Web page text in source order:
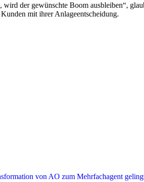
der gewünschte Boom ausbleiben“,
mit ihrer Anlageentscheidung.